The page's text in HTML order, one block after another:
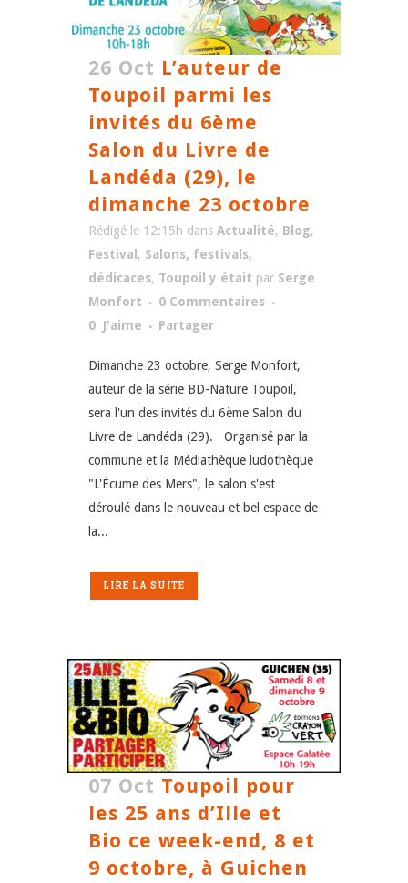
26 Oct L’auteur de
Toupoil parmi les
invités du 6ème
Salon du Livre de
Landéda (29), le
dimanche 23 octobre
Rédigé le 12:15h dans Actualité, Blog,
Festival , Salons, festivals,
dédicaces, Toupoil y était par Serge
Monfort
0 Commentaires
0 J'aime Partager
Dimanche 23 octobre, Serge Monfort,
auteur de la série BD-Nature Toupoil,
sera l'un des invités du 6ème Salon du
Livre de Landéda (29). Organisé par la
commune et la Médiathèque ludothèque
"L'Écume des Mers", le salon s'est
déroulé dans le nouveau et bel espace de
la...
LIRE LA SUITE
07 Oct Toupoil pour
les 25 ans d’Ille et
Bio ce week-end, 8 et
9 octobre, à Guichen